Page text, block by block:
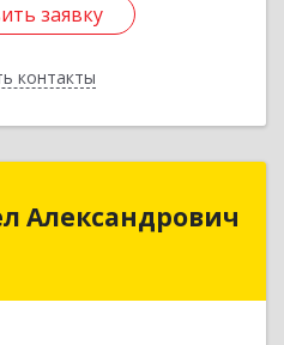
заявку
контакты
заявку
Александрович
область, город Шарья,